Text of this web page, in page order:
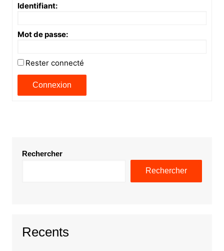
Identifiant:
Mot de passe:
Rester connecté
Connexion
Rechercher
Rechercher
Recents